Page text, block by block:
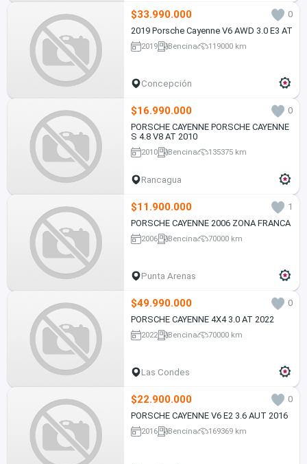
$33.990.000
0
2019 Porsche Cayenne V6 AWD 3.0 E3 AT
2019 Bencina 119000 km
Concepción
$16.990.000
0
PORSCHE CAYENNE PORSCHE CAYENNE
S 4.8 V8 AT 2010
2010 Bencina 135375 km
Rancagua
$11.900.000
1
PORSCHE CAYENNE 2006 ZONA FRANCA
2006 Bencina 70000 km
Punta Arenas
$49.990.000
0
PORSCHE CAYENNE 4X4 3.0 AT 2022
2022 Bencina 70000 km
Las Condes
$22.900.000
0
PORSCHE CAYENNE V6 E2 3.6 AUT 2016
2016 Bencina 169369 km